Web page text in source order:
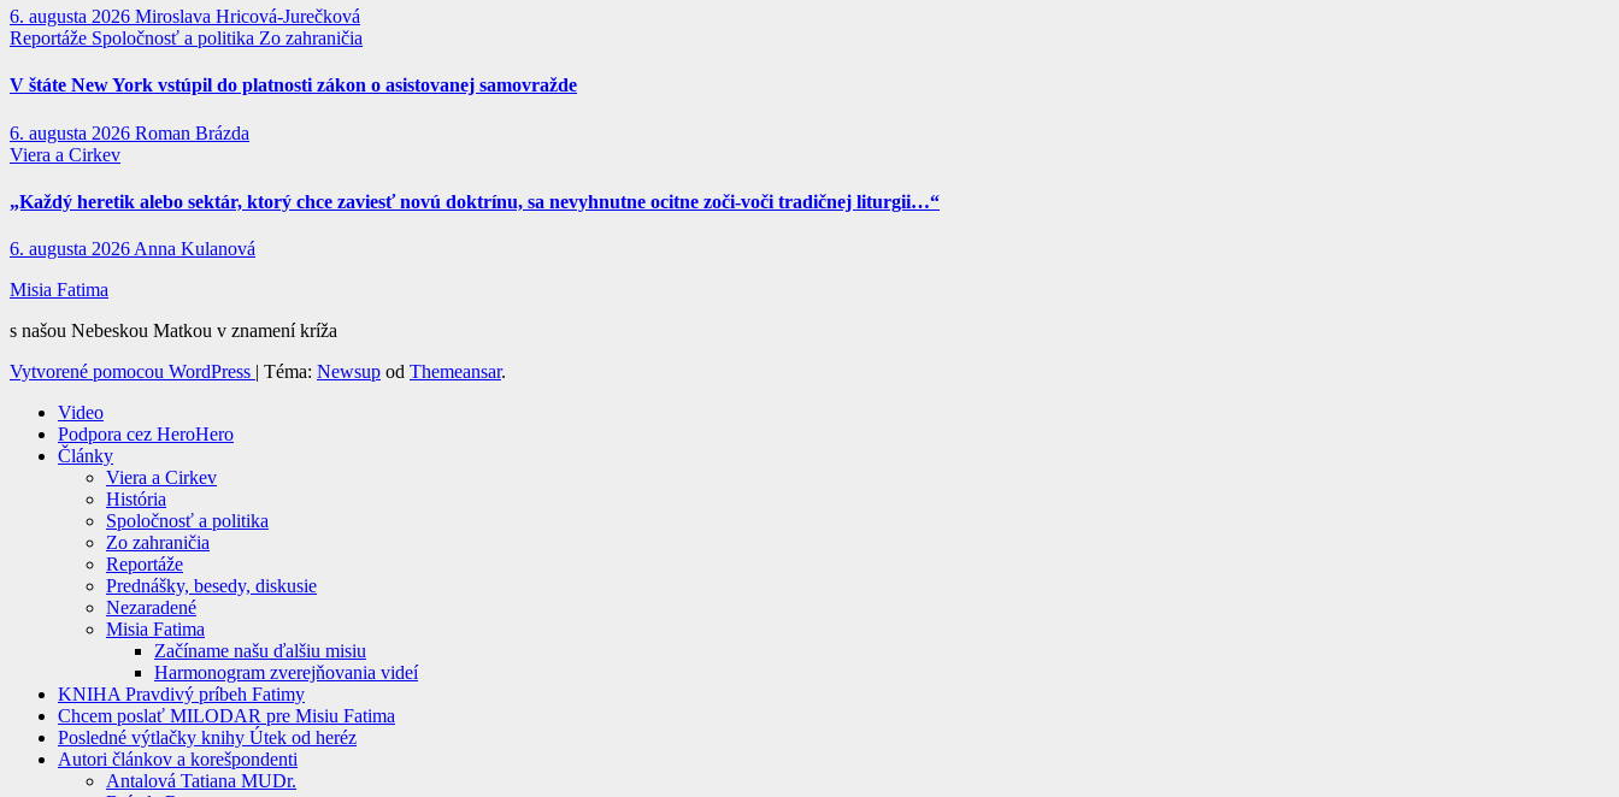
6. augusta 2026 Miroslava Hricová-Jurečková
Reportáže Spoločnosť a politika Zo zahraničia
V štáte New York vstúpil do platnosti zákon o asistovanej samovražde
6. augusta 2026 Roman Brázda
Viera a Cirkev
„Každý heretik alebo sektár, ktorý chce zaviesť novú doktrínu, sa nevyhnutne ocitne zoči-voči tradičnej liturgii…“
6. augusta 2026 Anna Kulanová
Misia Fatima
s našou Nebeskou Matkou v znamení kríža
Vytvorené pomocou WordPress | Téma: Newsup od Themeansar.
Video
Podpora cez HeroHero
Články
Viera a Cirkev
História
Spoločnosť a politika
Zo zahraničia
Reportáže
Prednášky, besedy, diskusie
Nezaradené
Misia Fatima
Začíname našu ďalšiu misiu
Harmonogram zverejňovania videí
KNIHA Pravdivý príbeh Fatimy
Chcem poslať MILODAR pre Misiu Fatima
Posledné výtlačky knihy Útek od heréz
Autori článkov a korešpondenti
Antalová Tatiana MUDr.